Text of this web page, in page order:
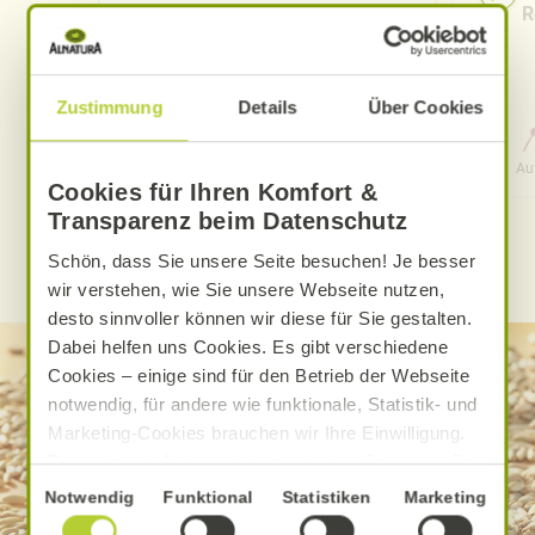
Zustimmung Details Über Cookies
Cookies für Ihren Komfort &
Transparenz beim Datenschutz
Schön, dass Sie unsere Seite besuchen! Je besser
wir verstehen, wie Sie unsere Webseite nutzen,
desto sinnvoller können wir diese für Sie gestalten.
Dabei helfen uns Cookies. Es gibt verschiedene
Cookies – einige sind für den Betrieb der Webseite
notwendig, für andere wie funktionale, Statistik- und
Marketing-Cookies brauchen wir Ihre Einwilligung.
Das optimale Nutzererlebnis erhalten Sie, wenn Sie
„Alle Cookies erlauben“ anklicken. Ihre Einwilligung
umfasst in diesem Fall auch den Einsatz von
Einwilligungsauswahl
Notwendig Funktional Statistiken Marketing
Pfirsich-Eistee
0 Std. 15 Min.
WEITERE ALNATURA REZEPTE FINDEN